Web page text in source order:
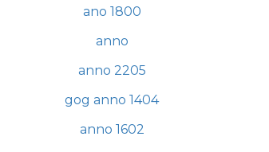
ano 1800
anno
anno 2205
gog anno 1404
anno 1602